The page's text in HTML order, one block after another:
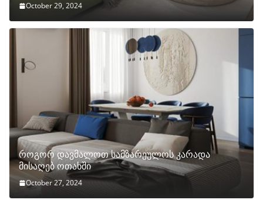
October 29, 2024
როგორ დავმალოთ სამზარეულოს კარადა
მისაღებ ოთახში
October 27, 2024